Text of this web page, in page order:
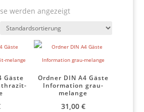
werden angezeigt
Gäste
Ordner DIN A4 Gäste
Information grau-
melange
31,00 €